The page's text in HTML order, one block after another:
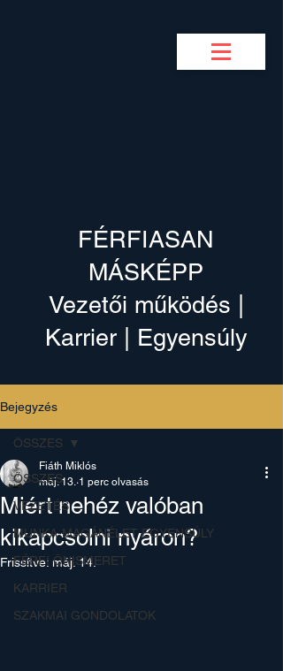
FÉRFIASAN
MÁSKÉPP
Vezetői működés |
Karrier | Egyensúly
Bejegyzés
ÖSSZES
VEZETÉS
MUNKA-MAGÁNÉLET EGYENSÚLY
FÉRFI ÖNISMERET
KARRIER
SZAKMAI GONDOLATOK
ÖSSZES
Miért nehéz valóban
kikapcsolni nyáron?
Fiáth Miklós
máj. 13. 1 perc olvasás
Frissítve: máj. 14.